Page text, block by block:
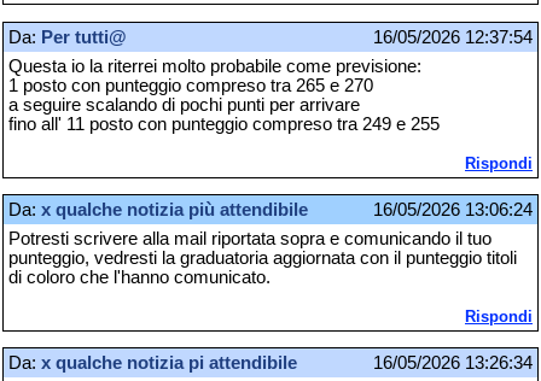
Da: Per tutti@
16/05/2026 12:37:54
Questa io la riterrei molto probabile come previsione:
1 posto con punteggio compreso tra 265 e 270
a seguire scalando di pochi punti per arrivare
fino all' 11 posto con punteggio compreso tra 249 e 255
Rispondi
Da: x qualche notizia più attendibile
16/05/2026 13:06:24
Potresti scrivere alla mail riportata sopra e comunicando il tuo
punteggio, vedresti la graduatoria aggiornata con il punteggio titoli
di coloro che l'hanno comunicato.
Rispondi
Da: x qualche notizia pi attendibile
16/05/2026 13:26:34